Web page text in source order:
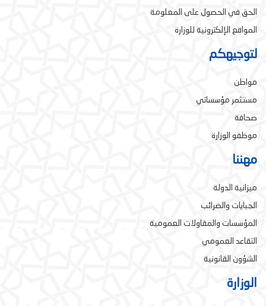
الحق في الحصول على المعلومة
المواقع الإلكترونية للوزارة
لتوجيهكم
مواطن
مستثمر مؤسساتي
صحافة
موظفو الوزارة
مهننا
ميزانية الدولة
الجبايات والضرائب
المؤسسات والمقاولات العمومية
التقاعد العمومي
الشؤون القانونية
الوزارة